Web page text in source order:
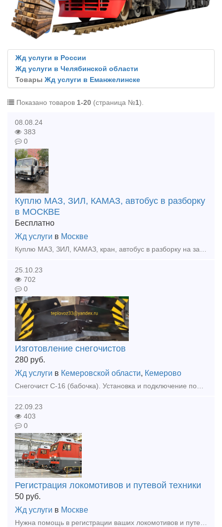
Жд услуги в России
Жд услуги в Челябинской области
Товары Жд услуги в Еманжелинске
Показано товаров 1-20 (страница №1).
08.08.24
383
0
Куплю МАЗ, ЗИЛ, КАМАЗ, автобус в разборку
в МОСКВЕ
Бесплатно
Жд услуги в Москве
Куплю МАЗ, ЗИЛ, КАМАЗ, кран, автобус в разборку на запчасти в Москве Любого года и в любом состоянии, Условия вывоза и доставки по согласованию. цены договорные Контактный номер Руслан 8 965 3
25.10.23
702
0
Изготовление снегочистов
280 руб.
Жд услуги в Кемеровской области, Кемерово
Снегочист С-16 (бабочка). Установка и подключение подъёмного механизма ножей. Стоимость 280 000 рублей. Доставка в стоимость не включена.
22.09.23
403
0
Регистрация локомотивов и путевой техники
50 руб.
Жд услуги в Москве
Нужна помощь в регистрации ваших локомотивов и путевой техники? "Дорожный регистр" готов прийти на помощь! Подготовим для вас полный пакет документов, полностью соответствующих всем нормативным тре